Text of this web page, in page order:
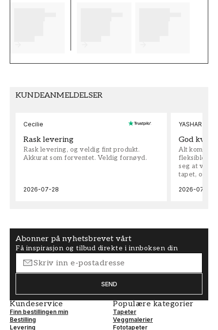
KUNDEANMELDELSER
Cecilie
Rask levering
Rask levering, og veldig fint produkt.
Akkurat som forventet. Veldig fornøyd.
2026-07-28
YASHAR
God
Alt kom
fleksible på
seg at vi
tapet, og
2026-07-04
Abonner på nyhetsbrevet vårt
Få inspirasjon og tilbud direkte i innboksen din
SEND
Kundeservice
Finn bestillingen min
Bestilling
Levering
Populære kategorier
Tapeter
Veggmalerier
Fototapeter